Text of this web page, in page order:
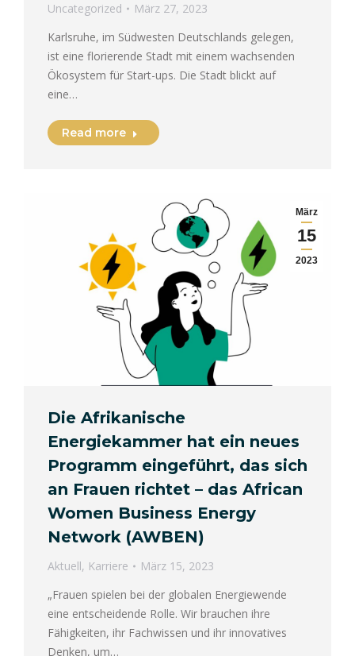
Uncategorized
März 27, 2023
Karlsruhe, im Südwesten Deutschlands gelegen,
ist eine florierende Stadt mit einem wachsenden
Ökosystem für Start-ups. Die Stadt blickt auf
eine…
Read more
März
15
2023
Die Afrikanische
Energiekammer hat ein neues
Programm eingeführt, das sich
an Frauen richtet – das African
Women Business Energy
Network (AWBEN)
Aktuell, Karriere
März 15, 2023
„Frauen spielen bei der globalen Energiewende
eine entscheidende Rolle. Wir brauchen ihre
Fähigkeiten, ihr Fachwissen und ihr innovatives
Denken, um…